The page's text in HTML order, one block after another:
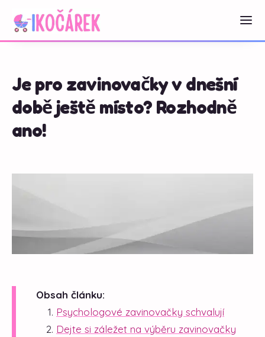
Je pro zavinovačky v dnešní
době ještě místo? Rozhodně
ano!
Obsah článku:
Psychologové zavinovačky schvalují
Dejte si záležet na výběru zavinovačky